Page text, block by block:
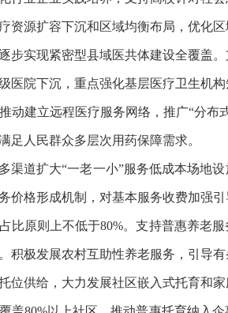
资源扩容下沉和区域均衡布局，优化
步实现紧密型县域医共体建设全覆盖
医院下沉，重点强化基层医疗卫生机
动建立远程医疗服务网络，推广“分
足人民群众多层次用药保障需求。
渠道扩大“一老一小”服务低成本场地
价格形成机制，对基本服务收费加强
比原则上不低于80%。支持普惠养老
积极发展农村互助性养老服务，引导
位供给，大力发展社区嵌入式托育和